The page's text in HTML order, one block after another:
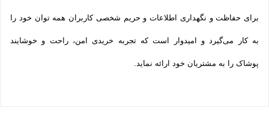
برای حفاظت و نگهداری اطلاعات و حریم شخصی کاربران همه­ توان خود را
به کار می‌گیرد و امیدوار است که تجربه‌ خریدی امن، راحت و خوشایند
پوشاک را به مشتریان خود ارائه نماید.